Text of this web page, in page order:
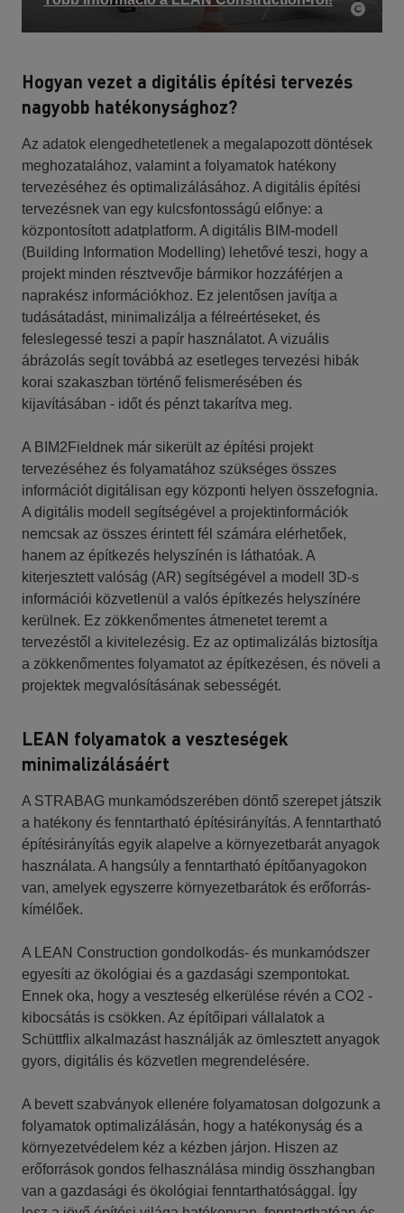
Hogyan vezet a digitális építési tervezés
nagyobb hatékonysághoz?
Az adatok elengedhetetlenek a megalapozott döntések
meghozatalához, valamint a folyamatok hatékony
tervezéséhez és optimalizálásához. A digitális építési
tervezésnek van egy kulcsfontosságú előnye: a
központosított adatplatform. A digitális BIM-modell
(Building Information Modelling) lehetővé teszi, hogy a
projekt minden résztvevője bármikor hozzáférjen a
naprakész információkhoz. Ez jelentősen javítja a
tudásátadást, minimalizálja a félreértéseket, és
feleslegessé teszi a papír használatot. A vizuális
ábrázolás segít továbbá az esetleges tervezési hibák
korai szakaszban történő felismerésében és
kijavításában - időt és pénzt takarítva meg.
A BIM2Fieldnek már sikerült az építési projekt
tervezéséhez és folyamatához szükséges összes
információt digitálisan egy központi helyen összefognia.
A digitális modell segítségével a projektinformációk
nemcsak az összes érintett fél számára elérhetőek,
hanem az építkezés helyszínén is láthatóak. A
kiterjesztett valóság (AR) segítségével a modell 3D-s
információi közvetlenül a valós építkezés helyszínére
kerülnek. Ez zökkenőmentes átmenetet teremt a
tervezéstől a kivitelezésig. Ez az optimalizálás biztosítja
a zökkenőmentes folyamatot az építkezésen, és növeli a
projektek megvalósításának sebességét.
LEAN folyamatok a veszteségek
minimalizálásáért
A STRABAG munkamódszerében döntő szerepet játszik
a hatékony és fenntartható építésirányítás. A fenntartható
építésirányítás egyik alapelve a környezetbarát anyagok
használata. A hangsúly a fenntartható építőanyagokon
van, amelyek egyszerre környezetbarátok és erőforrás-
kímélőek.
A LEAN Construction gondolkodás- és munkamódszer
egyesíti az ökológiai és a gazdasági szempontokat.
Ennek oka, hogy a veszteség elkerülése révén a CO2 -
kibocsátás is csökken. Az építőipari vállalatok a
Schüttflix alkalmazást használják az ömlesztett anyagok
gyors, digitális és közvetlen megrendelésére.
A bevett szabványok ellenére folyamatosan dolgozunk a
folyamatok optimalizálásán, hogy a hatékonyság és a
környezetvédelem kéz a kézben járjon. Hiszen az
erőforrások gondos felhasználása mindig összhangban
van a gazdasági és ökológiai fenntarthatósággal. Így